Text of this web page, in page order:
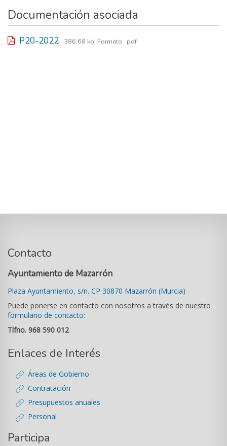
Documentación asociada
P20-2022 386.68 kb Formato: pdf
Contacto
Ayuntamiento de Mazarrón
Plaza Ayuntamiento, s/n. CP 30870 Mazarrón (Murcia)
Puede ponerse en contacto con nosotros a través de nuestro
formulario de contacto:
Tlfno. 968 590 012
Enlaces de Interés
Áreas de Gobierno
Contratación
Presupuestos anuales
Personal
Participa